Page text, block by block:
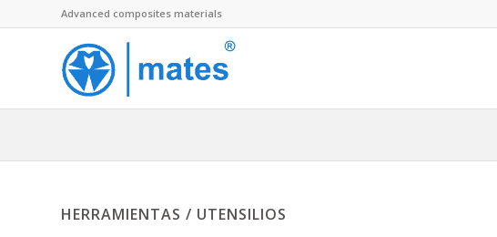
Advanced composites materials
HERRAMIENTAS / UTENSILIOS